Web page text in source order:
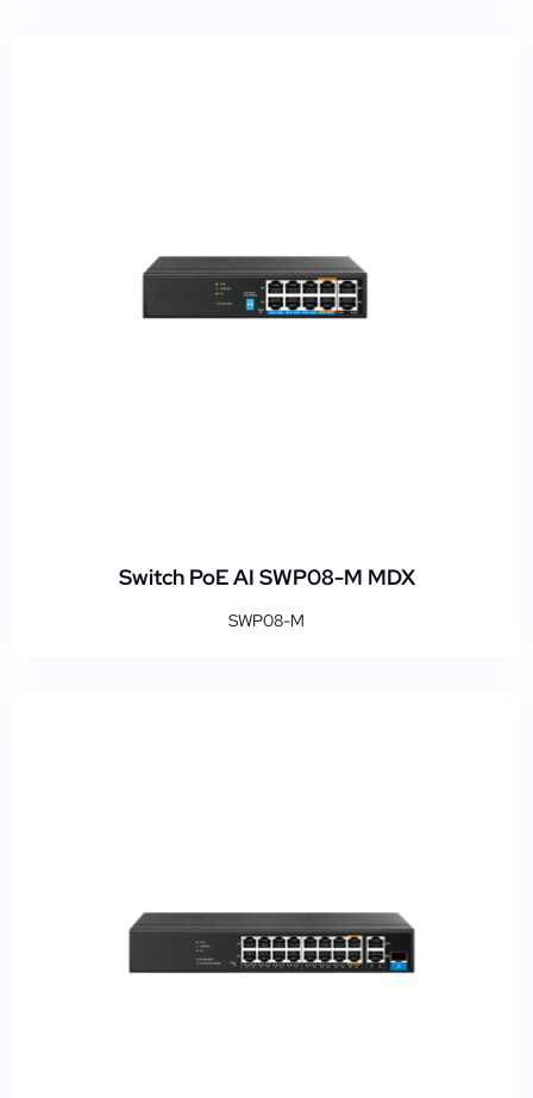
Switch PoE AI SWP08-M MDX
SWP08-M